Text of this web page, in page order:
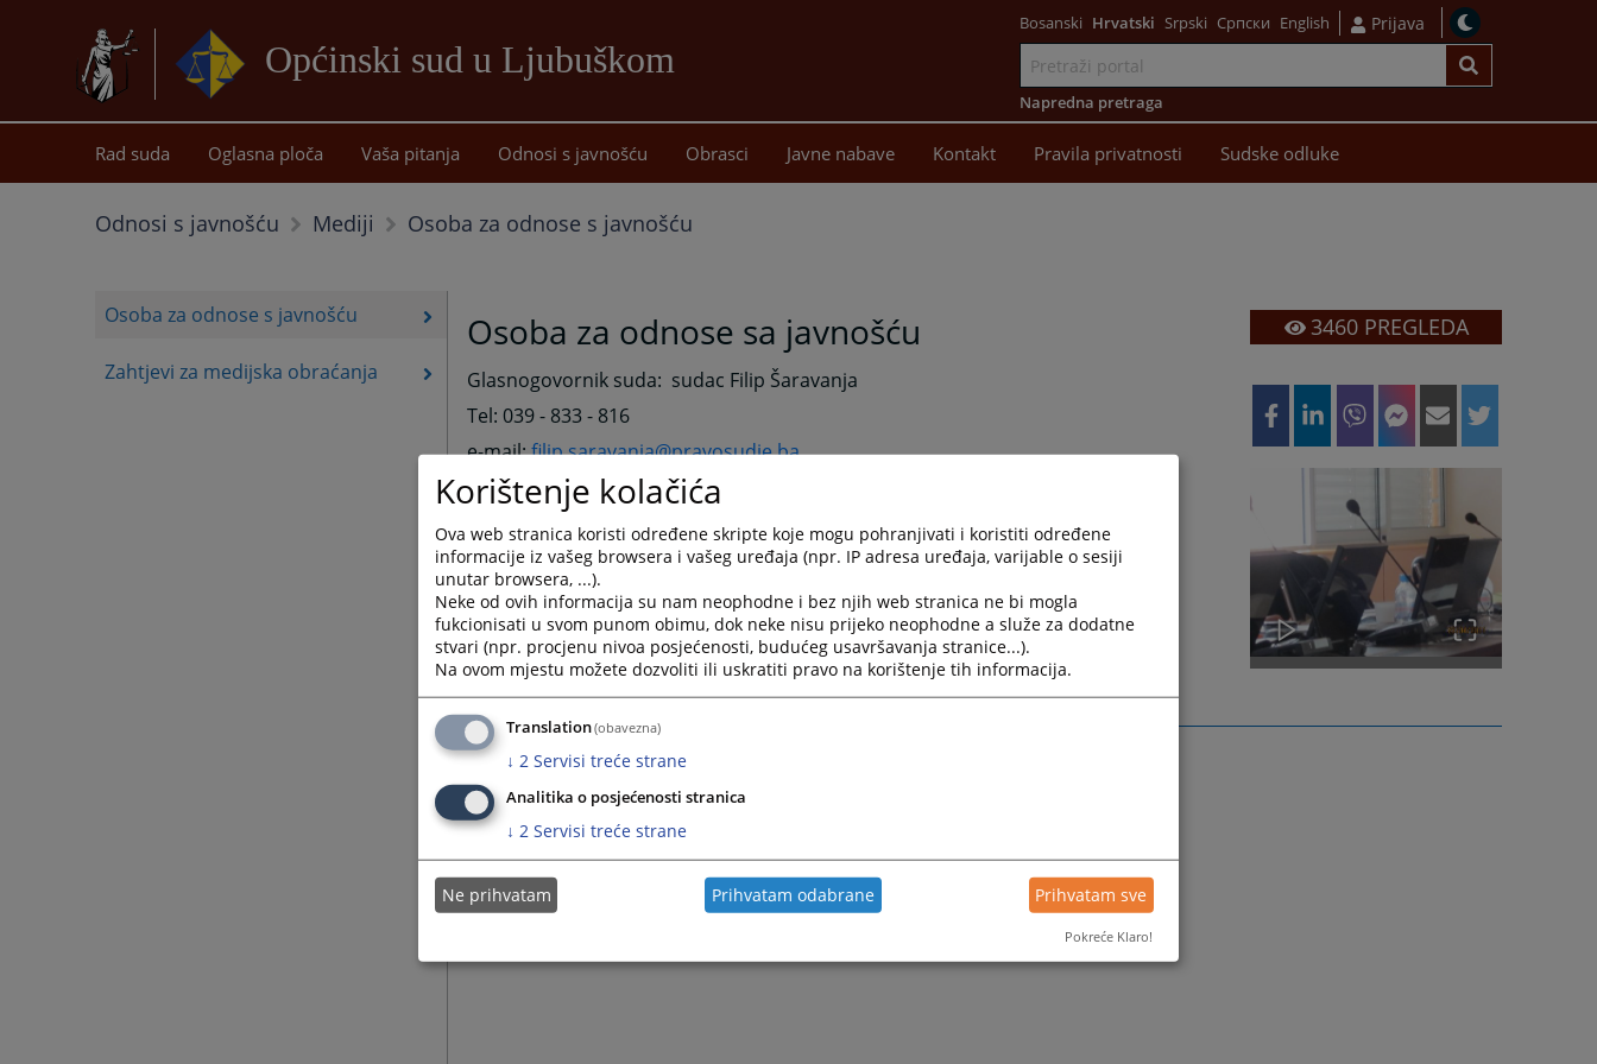
Općinski sud u Ljubuškom
sadržaj
Bosanski Hrvatski Srpski Српски English Prijava
Napredna pretraga
Rad suda Oglasna ploča Vaša pitanja Odnosi s javnošću Obrasci Javne nabave Kontakt Pravila privatnosti Sudske odluke
Odnosi s javnošću Mediji Osoba za odnose s javnošću
Osoba za odnose s javnošću
Zahtjevi za medijska obraćanja
Osoba za odnose sa javnošću
Glasnogovornik suda: sudac Filip Šaravanja
Tel: 039 - 833 - 816
e-mail:filip.saravanja@pravosudje.ba
3460PREGLEDA
Korištenje kolačića
Ova web stranica koristi određene skripte koje mogu pohranjivati i koristiti određene
informacije iz vašeg browsera i vašeg uređaja (npr. IP adresa uređaja, varijable o sesiji
unutar browsera, ...).
Neke od ovih informacija su nam neophodne i bez njih web stranica ne bi mogla
fukcionisati u svom punom obimu, dok neke nisu prijeko neophodne a služe za dodatne
stvari (npr. procjenu nivoa posjećenosti, budućeg usavršavanja stranice...).
Na ovom mjestu možete dozvoliti ili uskratiti pravo na korištenje tih informacija.
Translation(obavezna)
↓ 2 Servisi treće strane
Analitika o posjećenosti stranica
↓ 2 Servisi treće strane
Ne prihvatam Prihvatam odabrane Prihvatam sve
Pokreće Klaro!